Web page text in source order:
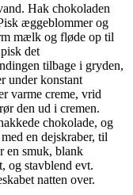
Hak chokoladen
æggeblommer og
mælk og fløde op til
det
tilbage i gryden,
under konstant
varme creme, vrid
den ud i cremen.
chokolade, og
en dejskraber, til
en smuk, blank
og stavblend evt.
natten over.